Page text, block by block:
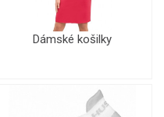
Dámské košilky